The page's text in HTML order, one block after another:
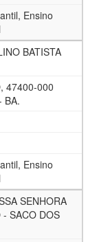
Ensino
BATISTA
47400-000
BA.
Ensino
SENHORA
- SACO DOS